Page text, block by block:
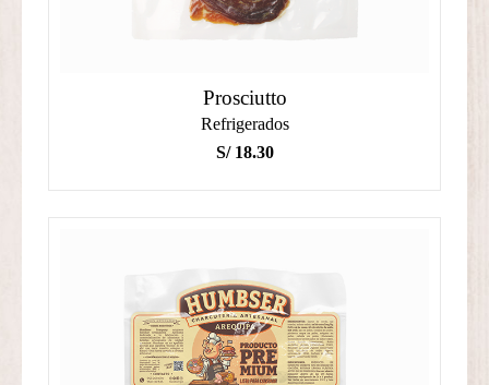
Prosciutto
Refrigerados
S/18.30